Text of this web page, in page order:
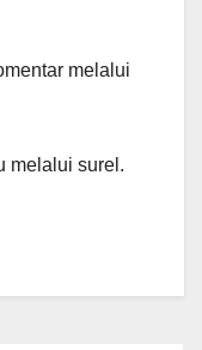
melalui
melalui surel.